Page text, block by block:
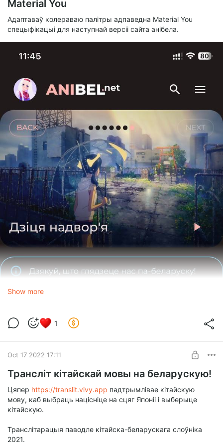
Material You
Адаптаваў колераваю палітры адпаведна Material You
спецыфікацыі для наступнай версіі сайта анібела.
Show more
1
Oct 17 2022 17:11
Трансліт кітайскай мовы на беларускую!
Цяпер https://translit.vivy.app падтрымлівае кітайскую
мову, каб выбраць націсніце на сцяг Японіі і выберыце
кітайскую.
Транслітарацыя паводле кітайска-беларускага слоўніка
2021.